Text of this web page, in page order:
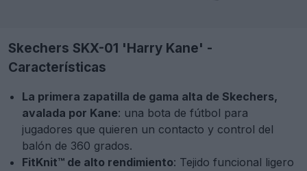
Skechers SKX-01 'Harry Kane' -
Características
La primera zapatilla de gama alta de Skechers,
avalada por Kane: una bota de fútbol para
jugadores que quieren un contacto y control del
balón de 360 grados.
FitKnit™ de alto rendimiento: Tejido funcional ligero